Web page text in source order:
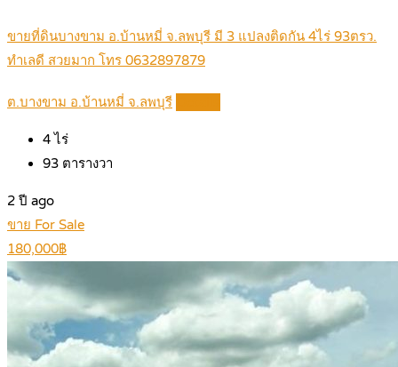
ขายที่ดินบางขาม อ.บ้านหมี่ จ.ลพบุรี มี 3 แปลงติดกัน 4ไร่ 93ตรว.
ทำเลดี สวยมาก โทร 0632897879
ต.บางขาม อ.บ้านหมี่ จ.ลพบุรี
4ไร่
93 ตารางวา
2 ปี ago
ขาย For Sale
180,000฿